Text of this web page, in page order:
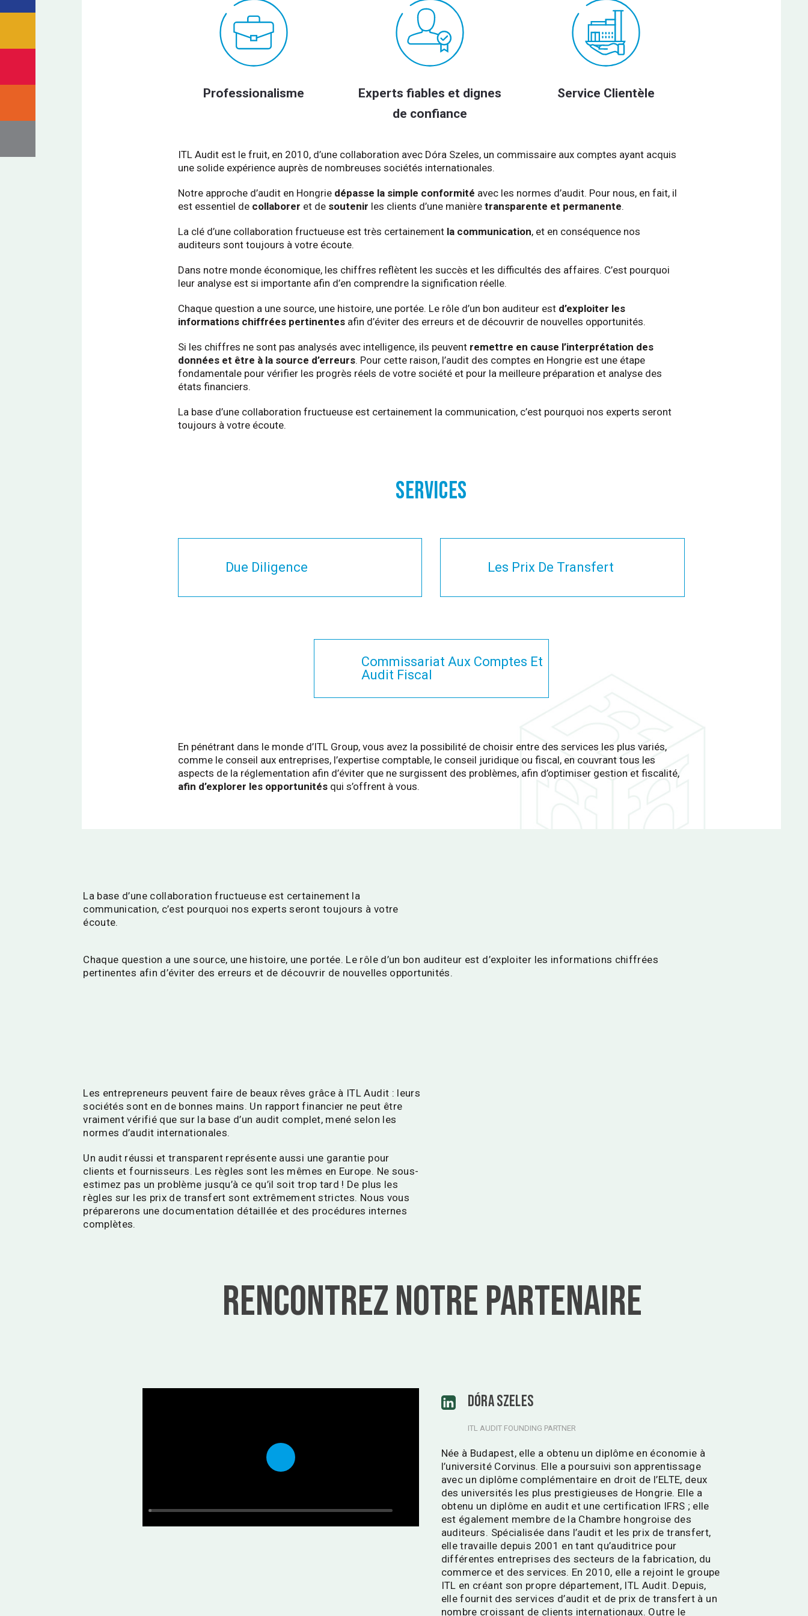
Professionalisme
Experts fiables et dignes
de confiance
Service Clientèle
ITL Audit est le fruit, en 2010, d’une collaboration avec Dóra Szeles, un commissaire aux comptes ayant acquis
une solide expérience auprès de nombreuses sociétés internationales.
Notre approche d’audit en Hongrie dépasse la simple conformité avec les normes d’audit. Pour nous, en fait, il
est essentiel de collaborer et de soutenir les clients d’une manière transparente et permanente.
La clé d’une collaboration fructueuse est très certainement la communication, et en conséquence nos
auditeurs sont toujours à votre écoute.
Dans notre monde économique, les chiffres reflètent les succès et les difficultés des affaires. C’est pourquoi
leur analyse est si importante afin d’en comprendre la signification réelle.
Chaque question a une source, une histoire, une portée. Le rôle d’un bon auditeur est d’exploiter les
informations chiffrées pertinentesafin d’éviter des erreurs et de découvrir de nouvelles opportunités.
Si les chiffres ne sont pas analysés avec intelligence, ils peuvent remettre en cause l’interprétation des
données et être à la source d’erreurs. Pour cette raison, l’audit des comptes en Hongrie est une étape
fondamentale pour vérifier les progrès réels de votre société et pour la meilleure préparation et analyse des
états financiers.
La base d’une collaboration fructueuse est certainement la communication, c’est pourquoi nos experts seront
toujours à votre écoute.
SERVICES
Due Diligence Les Prix De Transfert
Commissariat Aux Comptes Et
Audit Fiscal
En pénétrant dans le monde d’ITL Group, vous avez la possibilité de choisir entre des services les plus variés,
comme le conseil aux entreprises, l’expertise comptable, le conseil juridique ou fiscal, en couvrant tous les
aspects de la réglementation afin d’éviter que ne surgissent des problèmes, afin d’optimiser gestion et fiscalité,
afin d’explorer les opportunitésqui s’offrent à vous.
La base d’une collaboration fructueuse est certainement la
communication, c’est pourquoi nos experts seront toujours à votre
écoute.
Chaque question a une source, une histoire, une portée. Le rôle d’un bon auditeur est d’exploiter les informations chiffrées
pertinentes afin d’éviter des erreurs et de découvrir de nouvelles opportunités.
Les entrepreneurs peuvent faire de beaux rêves grâce à ITL Audit : leurs
sociétés sont en de bonnes mains. Un rapport financier ne peut être
vraiment vérifié que sur la base d’un audit complet, mené selon les
normes d’audit internationales.
Un audit réussi et transparent représente aussi une garantie pour
clients et fournisseurs. Les règles sont les mêmes en Europe. Ne sous-
estimez pas un problème jusqu’à ce qu’il soit trop tard ! De plus les
règles sur les prix de transfert sont extrêmement strictes. Nous vous
préparerons une documentation détaillée et des procédures internes
complètes.
Rencontrez notre Partenaire
Play
DÓRA SZELES
ITL AUDIT FOUNDING PARTNER
Née à Budapest, elle a obtenu un diplôme en économie à
l’université Corvinus. Elle a poursuivi son apprentissage
avec un diplôme complémentaire en droit de l’ELTE, deux
des universités les plus prestigieuses de Hongrie. Elle a
obtenu un diplôme en audit et une certification IFRS ; elle
est également membre de la Chambre hongroise des
auditeurs. Spécialisée dans l’audit et les prix de transfert,
elle travaille depuis 2001 en tant qu’auditrice pour
différentes entreprises des secteurs de la fabrication, du
commerce et des services. En 2010, elle a rejoint le groupe
ITL en créant son propre département, ITL Audit. Depuis,
elle fournit des services d’audit et de prix de transfert à un
nombre croissant de clients internationaux. Outre le